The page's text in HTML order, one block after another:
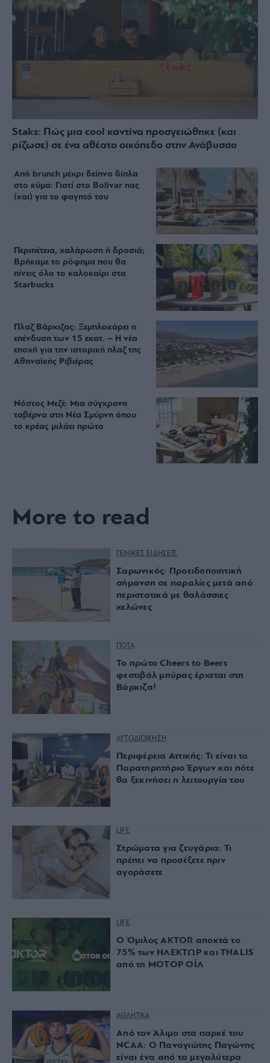
Staks: Πώς μια cool καντίνα προσγειώθηκε (και
ρίζωσε) σε ένα αθέατο οικόπεδο στην Ανάβυσσο
Από brunch μέχρι δείπνο δίπλα
στο κύμα: Γιατί στο Bolivar πας
(και) για το φαγητό του
Περιπέτεια, χαλάρωση ή δροσιά;
Βρήκαμε το ρόφημα που θα
πίνεις όλο το καλοκαίρι στα
Starbucks
Πλαζ Βάρκιζας: Ξεμπλοκάρει η
επένδυση των 15 εκατ. – Η νέα
εποχή για την ιστορική πλαζ της
Αθηναϊκής Ριβιέρας
Νόστος Μεζέ: Μια σύγχρονη
ταβέρνα στη Νέα Σμύρνη όπου
το κρέας μιλάει πρώτο
More to read
ΓΕΝΙΚΕΣ ΕΙΔΗΣΕΙΣ
Σαρωνικός: Προειδοποιητική
σήμανση σε παραλίες μετά από
περιστατικά με θαλάσσιες
χελώνες
ΠΟΤΑ
Το πρώτο Cheers to Beers
φεστιβάλ μπύρας έρχεται στη
Βάρκιζα!
ΑΥΤΟΔΙΟΙΚΗΣΗ
Περιφέρεια Αττικής: Τι είναι το
Παρατηρητήριο Έργων και πότε
θα ξεκινήσει η λειτουργία του
LIFE
Στρώματα για ζευγάρια: Τι
πρέπει να προσέξετε πριν
αγοράσετε
LIFE
Ο Όμιλος AKTOR αποκτά το
75% των ΗΛΕΚΤΩΡ και THALIS
από τη ΜΟΤΟΡ ΟΪΛ
ΑΘΛΗΤΙΚΑ
Από τον Άλιμο στα παρκέ του
NCAA: Ο Παναγιώτης Παγώνης
είναι ένα από τα μεγαλύτερα